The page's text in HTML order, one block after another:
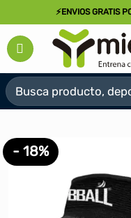
al
contenido
⚡ENVIOS GRATIS
Buscar
por:
- 18%